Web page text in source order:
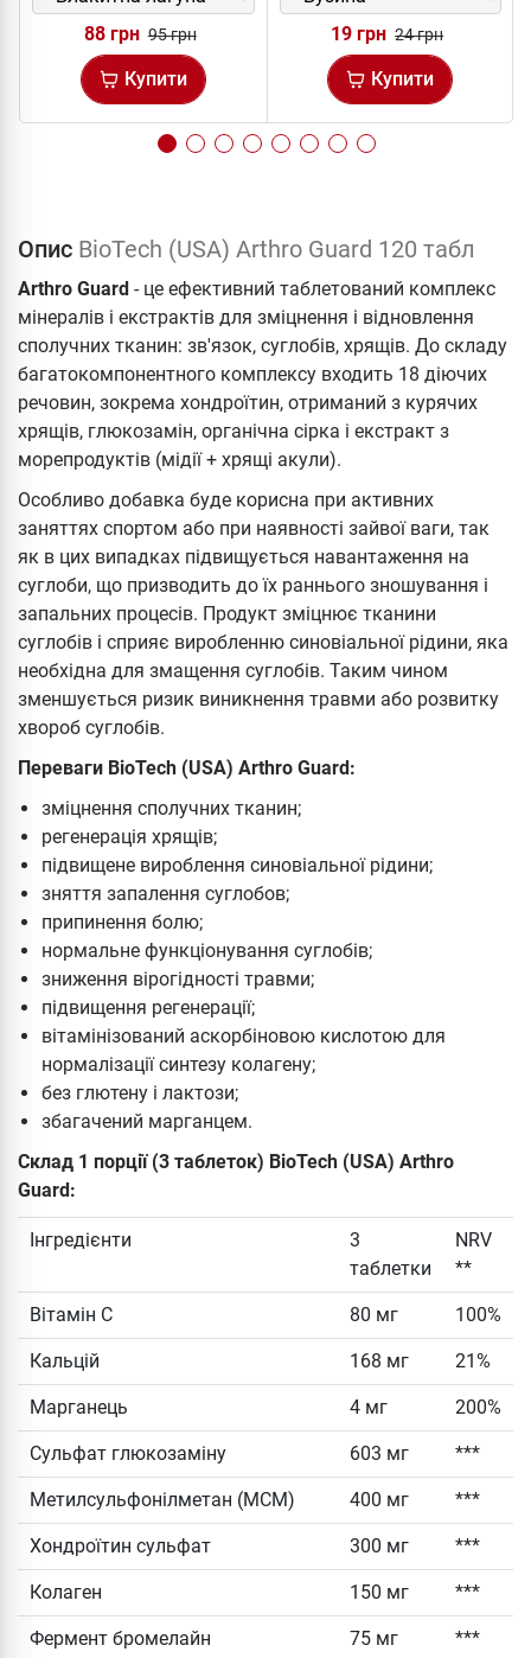
88 грн 95 грн
Купити
19 грн 24 грн
Купити
Опис BioTech (USA) Arthro Guard 120 табл
Arthro Guard - це ефективний таблетований комплекс
мінералів і екстрактів для зміцнення і відновлення
сполучних тканин: зв'язок, суглобів, хрящів. До складу
багатокомпонентного комплексу входить 18 діючих
речовин, зокрема хондроїтин, отриманий з курячих
хрящів, глюкозамін, органічна сірка і екстракт з
морепродуктів (мідії + хрящі акули).
Особливо добавка буде корисна при активних
заняттях спортом або при наявності зайвої ваги, так
як в цих випадках підвищується навантаження на
суглоби, що призводить до їх раннього зношування і
запальних процесів. Продукт зміцнює тканини
суглобів і сприяє виробленню синовіальної рідини, яка
необхідна для змащення суглобів. Таким чином
зменшується ризик виникнення травми або розвитку
хвороб суглобів.
Переваги BioTech (USA) Arthro Guard:
зміцнення сполучних тканин;
регенерація хрящів;
підвищене вироблення синовіальної рідини;
зняття запалення суглобов;
припинення болю;
нормальне функціонування суглобів;
зниження вірогідності травми;
підвищення регенерації;
вітамінізований аскорбіновою кислотою для
нормалізації синтезу колагену;
без глютену і лактози;
збагачений марганцем.
Склад 1 порції (3 таблеток) BioTech (USA) Arthro
Guard:
Інгредієнти
3
таблетки
NRV
**
Вітамін С 80 мг 100%
Кальцій 168 мг 21%
Марганець 4 мг 200%
Сульфат глюкозаміну 603 мг ***
Метилсульфонілметан (МСМ) 400 мг ***
Хондроїтин сульфат 300 мг ***
Колаген 150 мг ***
Фермент бромелайн 75 мг ***